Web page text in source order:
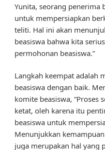
Yunita, seorang penerima
untuk mempersiapkan
teliti. Hal ini akan
beasiswa bahwa kita
permohonan beasiswa.”
Langkah keempat adalah
beasiswa dengan baik.
komite beasiswa, “Proses
ketat, oleh karena itu
beasiswa untuk
Menunjukkan
juga merupakan hal yang